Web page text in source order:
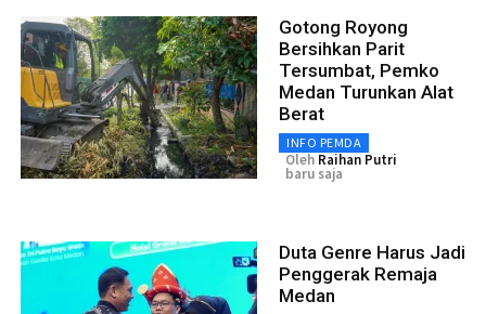
Gotong Royong
Bersihkan Parit
Tersumbat, Pemko
Medan Turunkan Alat
Berat
INFO PEMDA
Oleh Raihan Putri
baru saja
Duta Genre Harus Jadi
Penggerak Remaja
Medan